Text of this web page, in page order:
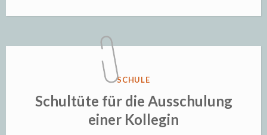
VERÖFFENTLICHT
SCHULE
Schultüte für die Ausschulung
einer Kollegin